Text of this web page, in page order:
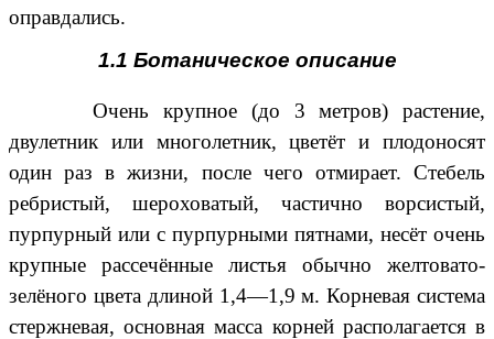
оправдались.
1.1 Ботаническое описание
Очень крупное (до 3 метров) растение,
двулетник или многолетник, цветёт и плодоносят
один раз в жизни, после чего отмирает. Стебель
ребристый, шероховатый, частично ворсистый,
пурпурный или с пурпурными пятнами, несёт очень
крупные рассечённые листья обычно желтовато-
зелёного цвета длиной 1,4—1,9 м. Корневая система
стержневая, основная масса корней располагается в